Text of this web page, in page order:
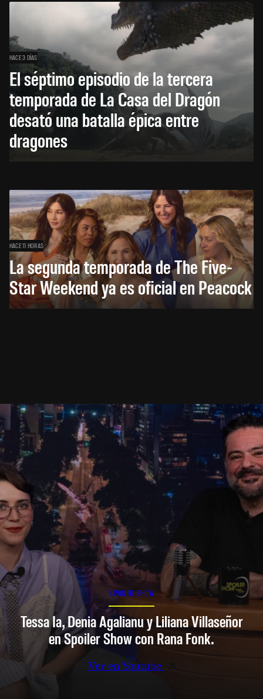
HACE 3 DÍAS
El séptimo episodio de la tercera
temporada de La Casa del Dragón
desató una batalla épica entre
dragones
HACE 11 HORAS
La segunda temporada de The Five-
Star Weekend ya es oficial en Peacock
SPOILER SHOW
Tessa Ia, Denia Agalianu y Liliana Villaseñor
en Spoiler Show con Rana Fonk.
Ver en Youtube